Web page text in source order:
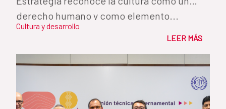
derecho humano y como elemento...
Cultura y desarrollo
LEER MÁS